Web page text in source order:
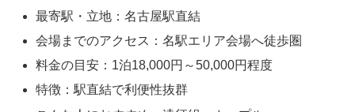
最寄駅・立地：名古屋駅直結
会場までのアクセス：名駅エリア会場へ徒歩圏
料金の目安：1泊18,000円～50,000円程度
特徴：駅直結で利便性抜群